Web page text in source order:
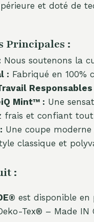
et doté de
Principales :
Nous soutenons la
: Fabriqué en 100%
Responsables
Mint™ : Une
frais et confiant
Une coupe
classique et
:
est disponible en
Tex® – Made IN